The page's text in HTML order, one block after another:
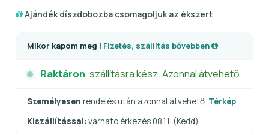
Ajándék díszdobozba csomagoljuk az ékszert
Mikor kapom meg | Fizetés, szállítás bővebben
Raktáron, szállításra kész. Azonnal átvehető
Személyesen rendelés után azonnal átvehető. Térkép
Kiszállítással: várható érkezés 08.11. (Kedd)